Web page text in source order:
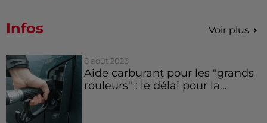
Infos Voir plus
8 août 2026
Aide carburant pour les "grands
rouleurs" : le délai pour la...